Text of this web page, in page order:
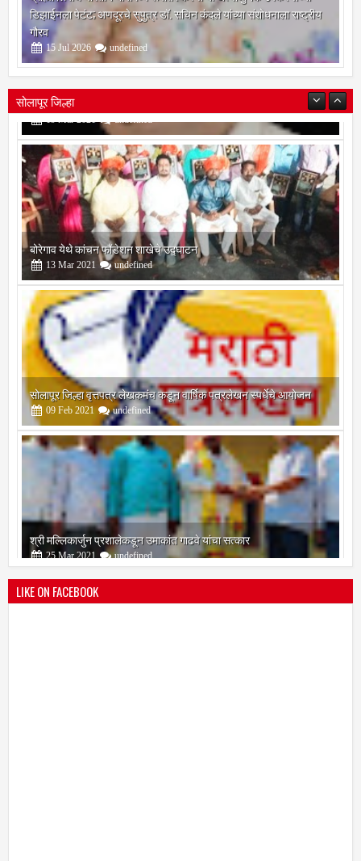
ब्राह्मी लिपीचे भारतीय भाषांमध्ये रूपांतर करणाऱ्या अत्याधुनिक उपकरणाच्या
डिझाईनला पेटंट; अणदूरचे सुपुत्र डॉ. सचिन कंदले यांच्या संशोधनाला राष्ट्रीय
गौरव
15 Jul 2026 undefined
सोलापूर जिल्हा
बोरेगाव येथे कांचन फौंडेशन शाखेचे उद्घाटन
13 Mar 2021 undefined
सोलापूर जिल्हा वृत्तपत्र लेखकमंच कडून वार्षिक पत्रलेखन स्पर्धेचे आयोजन
09 Feb 2021 undefined
श्री मल्लिकार्जुन प्रशालेकडून उमाकांत गाढवे यांचा सत्कार
25 Mar 2021 undefined
LIKE ON FACEBOOK